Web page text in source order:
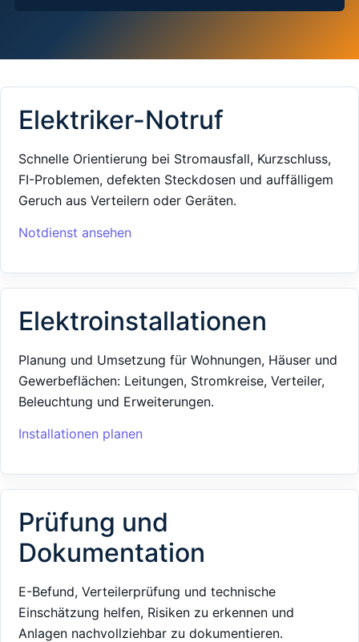
Elektriker-Notruf
Schnelle Orientierung bei Stromausfall, Kurzschluss,
FI-Problemen, defekten Steckdosen und auffälligem
Geruch aus Verteilern oder Geräten.
Notdienst ansehen
Elektroinstallationen
Planung und Umsetzung für Wohnungen, Häuser und
Gewerbeflächen: Leitungen, Stromkreise, Verteiler,
Beleuchtung und Erweiterungen.
Installationen planen
Prüfung und
Dokumentation
E-Befund, Verteilerprüfung und technische
Einschätzung helfen, Risiken zu erkennen und
Anlagen nachvollziehbar zu dokumentieren.